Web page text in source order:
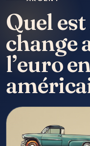
Quel
change
l’euro